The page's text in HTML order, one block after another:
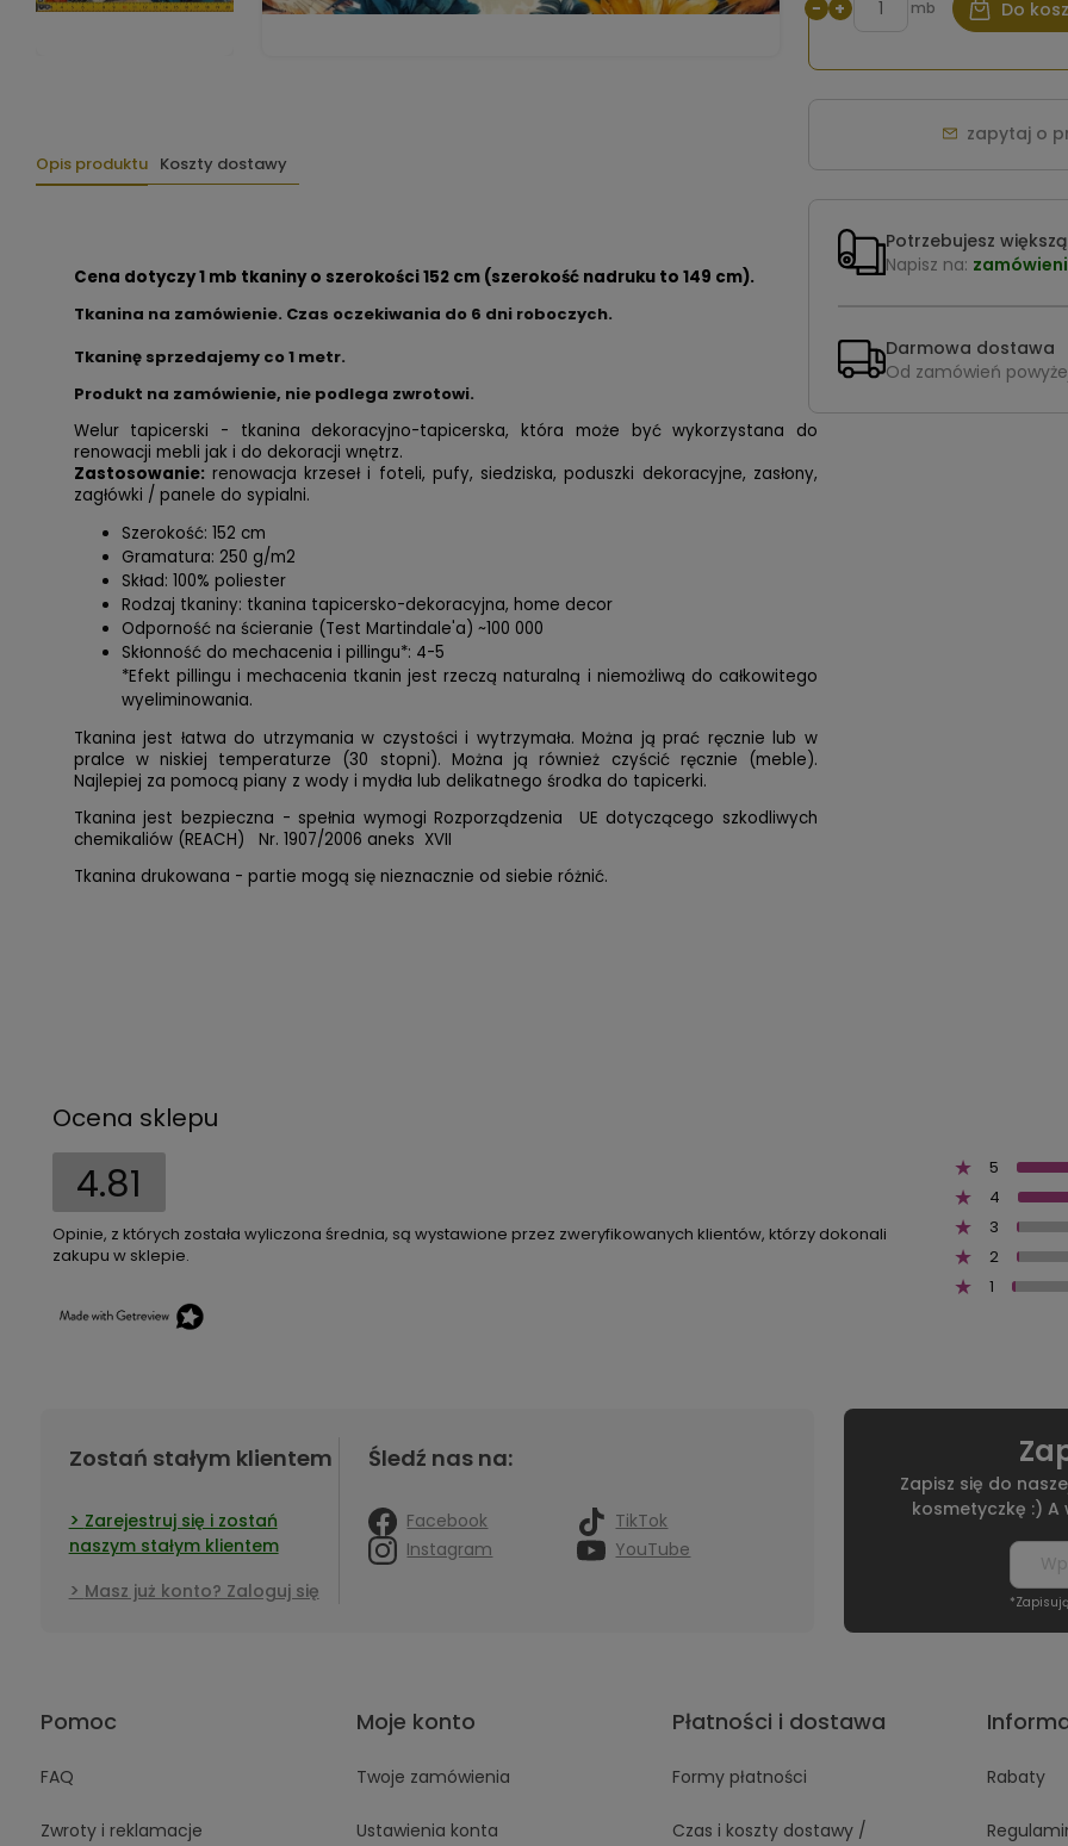
Opis produktu Koszty dostawy
Cena dotyczy 1 mb tkaniny o szerokości 152 cm (szerokość nadruku to 149 cm).
Tkanina na zamówienie. Czas oczekiwania do 6 dni roboczych.
Tkaninę sprzedajemy co 1 metr.
Produkt na zamówienie, nie podlega zwrotowi.
Welur tapicerski - tkanina dekoracyjno-tapicerska, która może być wykorzystana do
renowacji mebli jak i do dekoracji wnętrz.
Zastosowanie: renowacja krzeseł i foteli, pufy, siedziska, poduszki dekoracyjne, zasłony,
zagłówki / panele do sypialni.
Szerokość: 152 cm
Gramatura: 250 g/m2
Skład: 100% poliester
Rodzaj tkaniny: tkanina tapicersko-dekoracyjna, home decor
Odporność na ścieranie (Test Martindale'a) ~100 000
Skłonność do mechacenia i pillingu*: 4-5
*Efekt pillingu i mechacenia tkanin jest rzeczą naturalną i niemożliwą do całkowitego
wyeliminowania.
Tkanina jest łatwa do utrzymania w czystości i wytrzymała. Można ją prać ręcznie lub w
pralce w niskiej temperaturze (30 stopni). Można ją również czyścić ręcznie (meble).
Najlepiej za pomocą piany z wody i mydła lub delikatnego środka do tapicerki.
Tkanina jest bezpieczna - spełnia wymogi Rozporządzenia UE dotyczącego szkodliwych
chemikaliów (REACH) Nr. 1907/2006 aneks XVII
Tkanina drukowana - partie mogą się nieznacznie od siebie różnić.
− + mb Do
zapytaj o
Potrzebujesz
Napisz na:
Darmowa dostawa
Od zamówień
Ocena sklepu
4.81
Opinie, z których została wyliczona średnia, są wystawione przez zweryfikowanych klientów, którzy dokonali
zakupu w sklepie.
5
4
3
2
1
Zostań stałym klientem
Zarejestruj się i zostań
naszym stałym klientem
Masz już konto? Zaloguj się
Śledź nas na:
Facebook
TikTok
Instagram
YouTube
Zapisz się do
kosmetyczkę :)
Pomoc
FAQ
Zwroty i reklamacje
Moje konto
Twoje zamówienia
Ustawienia konta
Płatności i dostawa
Formy płatności
Czas i koszty dostawy /
Rabaty